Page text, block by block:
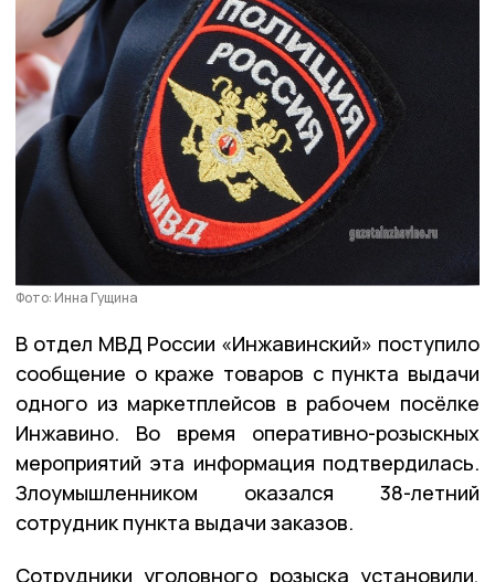
Фото: Инна Гущина
В отдел МВД России «Инжавинский» поступило
сообщение о краже товаров с пункта выдачи
одного из маркетплейсов в рабочем посёлке
Инжавино. Во время оперативно-розыскных
мероприятий эта информация подтвердилась.
Злоумышленником оказался 38-летний
сотрудник пункта выдачи заказов.
Сотрудники уголовного розыска установили,